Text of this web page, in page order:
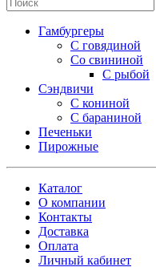
Гамбургеры
С говядиной
Со свининой
С рыбой
Сэндвичи
С кониной
С бараниной
Печеньки
Пирожные
Каталог
О компании
Контакты
Доставка
Оплата
Личный кабинет